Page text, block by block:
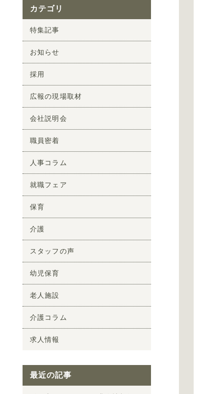
カテゴリ
特集記事
お知らせ
採用
広報の現場取材
会社説明会
職員密着
人事コラム
就職フェア
保育
介護
スタッフの声
幼児保育
老人施設
介護コラム
求人情報
最近の記事